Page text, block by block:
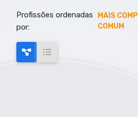
Profissões ordenadas
por:
MAIS
COMUM
AUMENTO DE